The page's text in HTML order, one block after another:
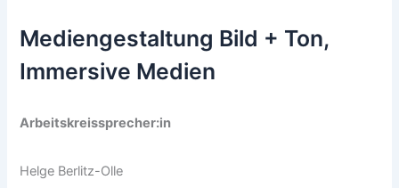
Mediengestaltung Bild + Ton,
Immersive Medien
Arbeitskreissprecher:in
Helge Berlitz-Olle